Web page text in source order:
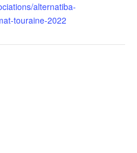
alternatiba-
touraine-2022